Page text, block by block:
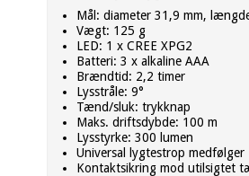
Mål: diameter 31,9 mm,
Vægt: 125 g
LED: 1 x CREE XPG2
Batteri: 3 x alkaline AAA
Brændtid: 2,2 timer
Lysstråle: 9°
Tænd/sluk: trykknap
Maks. driftsdybde: 100 m
Lysstyrke: 300 lumen
Universal lygtestrop medfølger
Kontaktsikring mod utilsigtet